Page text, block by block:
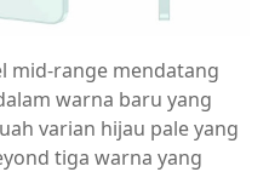
mid-range mendatang
warna baru yang
varian hijau pale yang
tiga warna yang